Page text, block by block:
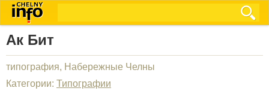
Ак Бит
типография, Набережные Челны
Категории: Типографии